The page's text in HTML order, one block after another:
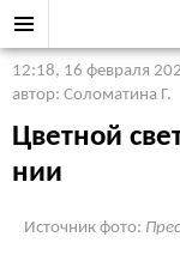
12:18, 16 февраля
автор: Соломатина Г.
Цветной
нии
Источник фото: